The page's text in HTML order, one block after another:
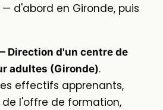
— d'abord en Gironde, puis
Direction d'un centre de
adultes (Gironde).
effectifs apprenants,
l'offre de formation,